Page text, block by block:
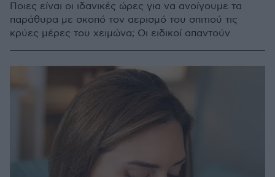
Ποιες είναι οι ιδανικές ώρες για να ανοίγουμε τα
παράθυρα με σκοπό τον αερισμό του σπιτιού τις
κρύες μέρες του χειμώνα; Οι ειδικοί απαντούν